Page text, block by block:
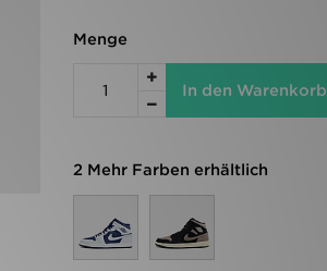
Menge
In den Warenkorb
2 Mehr Farben erhältlich